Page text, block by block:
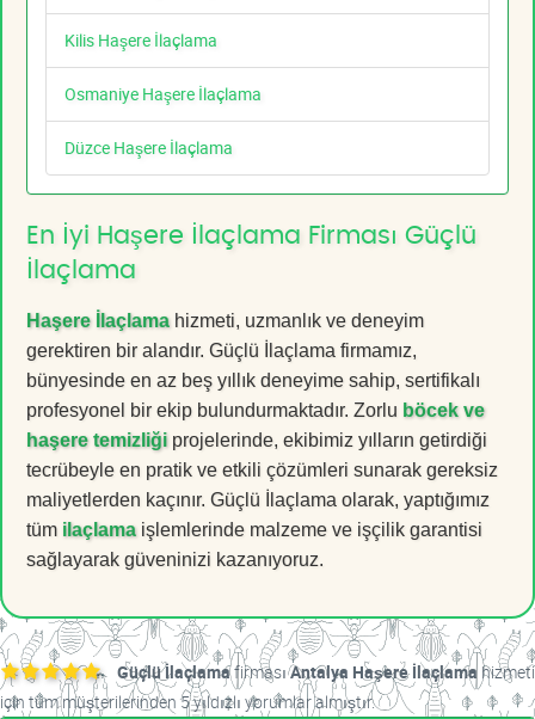
Kilis Haşere İlaçlama
Osmaniye Haşere İlaçlama
Düzce Haşere İlaçlama
En İyi Haşere İlaçlama Firması Güçlü
İlaçlama
Haşere İlaçlamahizmeti, uzmanlık ve deneyim
gerektiren bir alandır. Güçlü İlaçlama firmamız,
bünyesinde en az beş yıllık deneyime sahip, sertifikalı
profesyonel bir ekip bulundurmaktadır. Zorlu böcek ve
haşere temizliği projelerinde, ekibimiz yılların getirdiği
tecrübeyle en pratik ve etkili çözümleri sunarak gereksiz
maliyetlerden kaçınır. Güçlü İlaçlama olarak, yaptığımız
tüm ilaçlamaişlemlerinde malzeme ve işçilik garantisi
sağlayarak güveninizi kazanıyoruz.
Güçlü İlaçlamafirmasıAntalya Haşere İlaçlama hizmeti
için tüm müşterilerinden 5 yıldızlı yorumlar almıştır.